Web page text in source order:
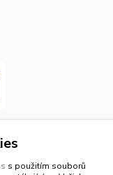
s použitím souborů